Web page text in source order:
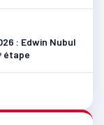
: Edwin Nubul
étape